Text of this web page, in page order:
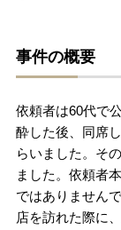
解決実績
ご依頼
無料相
事件の概要
依頼者は60代で
酔した後、同席
らいました。そ
ました。依頼者
ではありません
店を訪れた際に